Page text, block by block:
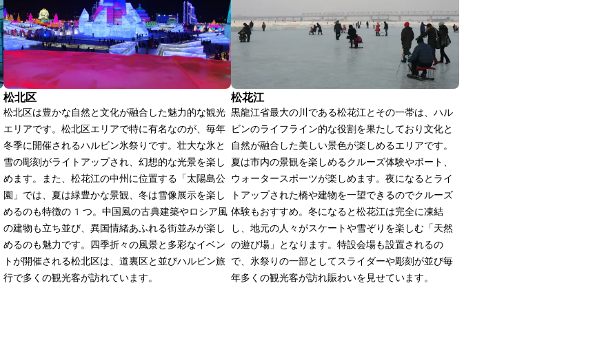
松北区
松北区は豊かな自然と文化が融合した魅力的な観光
エリアです。松北区エリアで​特に有名なのが、毎年
冬季に開催されるハルビン氷祭りです。壮大な氷と
雪の彫刻がライトアップされ、幻想的な光景を楽し
めます。​また、松花江の中州に位置する「太陽島公
園」では、夏は緑豊かな景観、冬は雪像展示を楽し
めるのも特徴の1つ。中国風の古典建築やロシア風
の建物も立ち並び、異国情緒あふれる街並みが楽し
めるのも魅力です。四季折々の風景と多彩なイベン
トが開催される松北区は、道裏区と並びハルビン旅
行で多くの観光客が訪れています。
松花江
黒龍江省最大の川である松花江とその一帯は、ハル
ビンのライフライン的な役割を果たしており文化と
自然が融合した美しい景色が楽しめるエリアです。
夏は市内の景観を楽しめるクルーズ体験やボート、
ウォータースポーツが楽しめます。夜になるとライ
トアップされた橋や建物を一望できるのでクルーズ
体験もおすすめ。冬になると松花江は完全に凍結
し、地元の人々がスケートや雪ぞりを楽しむ「天然
の遊び場」となります。特設会場も設置されるの
で、氷祭りの一部としてスライダーや彫刻が並び毎
年多くの観光客が訪れ賑わいを見せています。